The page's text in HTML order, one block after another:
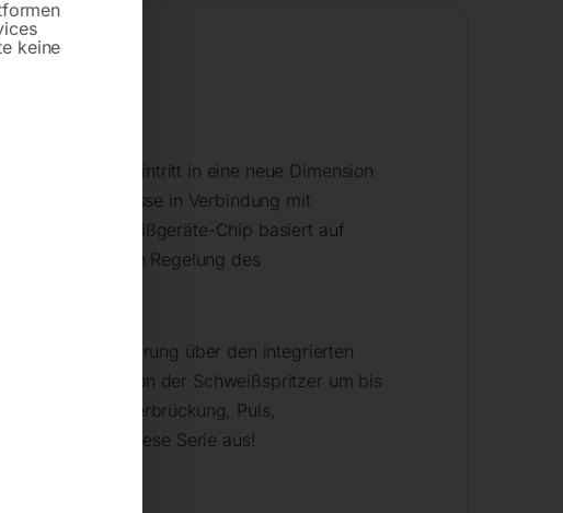
den Eintritt in eine neue Dimension
in Verbindung mit
Schweißgeräte-Chip basiert auf
der präzisen Regelung des
Qualitätssicherung über den integrierten
Reduktion der Schweißspritzer um bis
große Spaltüberbrückung, Puls,
zeichnen diese Serie aus!
keine